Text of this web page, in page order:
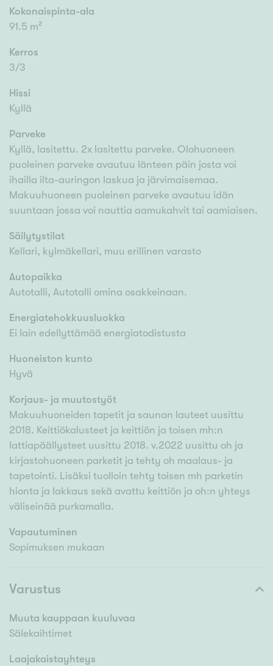
Kokonaispinta-ala
91.5 m²
Kerros
3/3
Hissi
Kyllä
Parveke
Kyllä, lasitettu. 2x lasitettu parveke. Olohuoneen
puoleinen parveke avautuu länteen päin josta voi
ihailla ilta-auringon laskua ja järvimaisemaa.
Makuuhuoneen puoleinen parveke avautuu idän
suuntaan jossa voi nauttia aamukahvit tai aamiaisen.
Säilytystilat
Kellari, kylmäkellari, muu erillinen varasto
Autopaikka
Autotalli, Autotalli omina osakkeinaan.
Energiatehokkuusluokka
Ei lain edellyttämää energiatodistusta
Huoneiston kunto
Hyvä
Korjaus- ja muutostyöt
Makuuhuoneiden tapetit ja saunan lauteet uusittu
2018. Keittiökalusteet ja keittiön ja toisen mh:n
lattiapäällysteet uusittu 2018. v.2022 uusittu oh ja
kirjastohuoneen parketit ja tehty oh maalaus- ja
tapetointi. Lisäksi tuolloin tehty toisen mh parketin
hionta ja lakkaus sekä avattu keittiön ja oh:n yhteys
väliseinää purkamalla.
Vapautuminen
Sopimuksen mukaan
Varustus
Muuta kauppaan kuuluvaa
Sälekaihtimet
Laajakaistayhteys